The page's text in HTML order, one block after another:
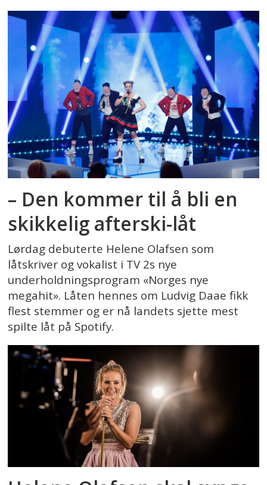
– Den kommer til å bli en
skikkelig afterski-låt
Lørdag debuterte Helene Olafsen som
låtskriver og vokalist i TV 2s nye
underholdningsprogram «Norges nye
megahit». Låten hennes om Ludvig Daae fikk
flest stemmer og er nå landets sjette mest
spilte låt på Spotify.